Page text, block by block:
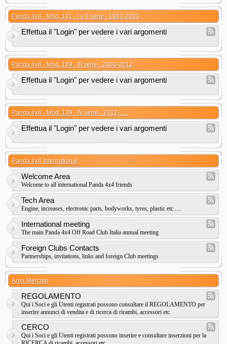
Panda 4x4 - Mod. 141 - I e II serie - 1983-2003
Effettua il "Login" per vedere i vari argomenti
Panda 4x4 - Mod. 169 - III serie - 2003-2012
Effettua il "Login" per vedere i vari argomenti
Panda 4x4 - Mod. 139 - IV serie - 2012- .....
Effettua il "Login" per vedere i vari argomenti
Panda 4x4 International
Welcome Area
Welcome to all international Panda 4x4 friends
Tech Area
Engine, increases, electronic parts, bodyworks, tyres, plastic etc ....
International meeting
The main Panda 4x4 Off Road Club Italia annual meeting
Foreign Clubs Contacts
Partnerships, invitations, links and foreign Club meetings
Area Mercato
REGOLAMENTO
Qui i Soci e gli Utenti registrati possono consultare il REGOLAMENTO per
inserire annunci di vendita e di ricerca di ricambi, accessori etc.
CERCO
Qui i Soci e gli Utenti registrati possono inserire e consultare inserzioni per la